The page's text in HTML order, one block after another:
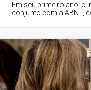
Em seu primeiro ano, o
conjunto com a ABNT,